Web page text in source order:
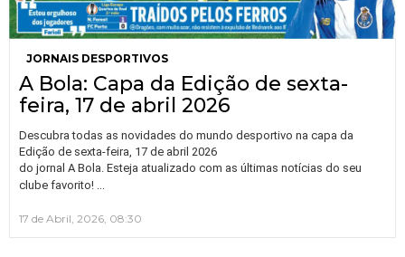
JORNAIS DESPORTIVOS
A Bola: Capa da Edição de sexta-
feira, 17 de abril 2026
Descubra todas as novidades do mundo desportivo na capa da
Edição de sexta-feira, 17 de abril 2026
do jornal A Bola. Esteja atualizado com as últimas notícias do seu
clube favorito!
17 de Abril, 2026, 08:30